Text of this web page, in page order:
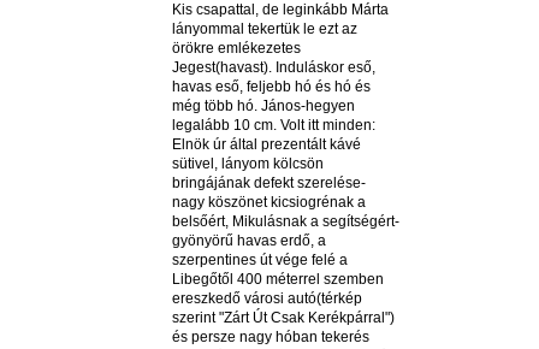
Kis csapattal, de leginkább Márta
lányommal tekertük le ezt az
örökre emlékezetes
Jegest(havast). Induláskor eső,
havas eső, feljebb hó és hó és
még több hó. János-hegyen
legalább 10 cm. Volt itt minden:
Elnök úr által prezentált kávé
sütivel, lányom kölcsön
bringájának defekt szerelése-
nagy köszönet kicsiogrénak a
belsőért, Mikulásnak a segítségért-
gyönyörű havas erdő, a
szerpentines út vége felé a
Libegőtől 400 méterrel szemben
ereszkedő városi autó(térkép
szerint "Zárt Út Csak Kerékpárral")
és persze nagy hóban tekerés